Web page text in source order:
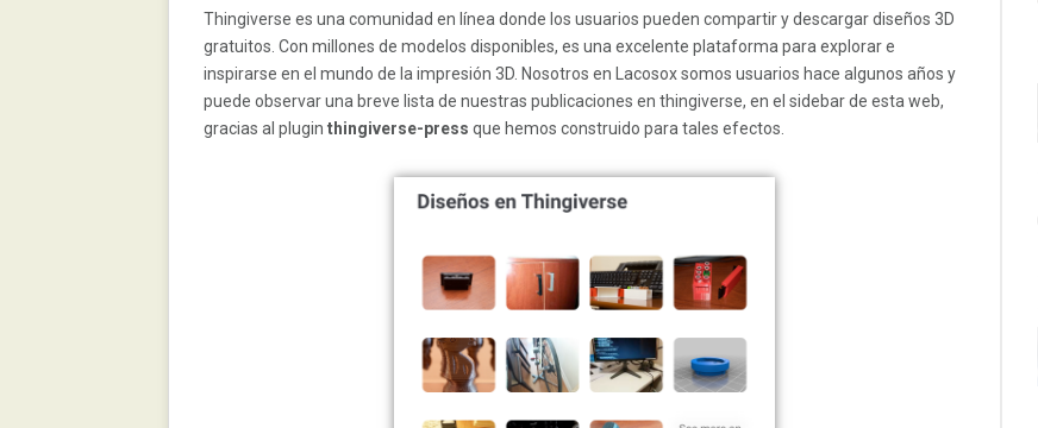
Thingiverse es una comunidad en línea donde los usuarios pueden compartir y descargar diseños 3D
gratuitos. Con millones de modelos disponibles, es una excelente plataforma para explorar e
inspirarse en el mundo de la impresión 3D. Nosotros en Lacosox somos usuarios hace algunos años y
puede observar una breve lista de nuestras publicaciones en thingiverse, en el sidebar de esta web,
gracias al plugin thingiverse-press que hemos construido para tales efectos.